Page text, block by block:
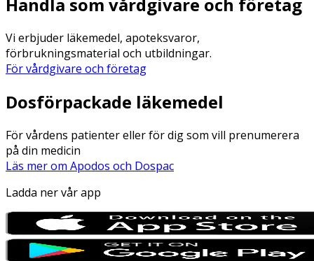
Handla som vårdgivare och företag
Vi erbjuder läkemedel, apoteksvaror,
förbrukningsmaterial och utbildningar.
För vårdgivare och företag
Dosförpackade läkemedel
För vårdens patienter eller för dig som vill prenumerera
på din medicin
Läs mer om Apodos och Dospac
Ladda ner vår app